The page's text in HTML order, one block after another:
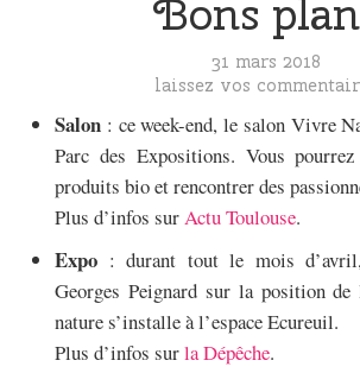
Bons
31 mars 2018
laissez vos
Salon : ce week-end, le salon Vivre
Parc des Expositions. Vous
produits bio et rencontrer des
Plus d’infos surActu Toulouse.
Expo : durant tout le mois
Georges Peignard sur la position de
nature s’installe à l’espace Ecureuil.
Plus d’infos surla Dépêche.